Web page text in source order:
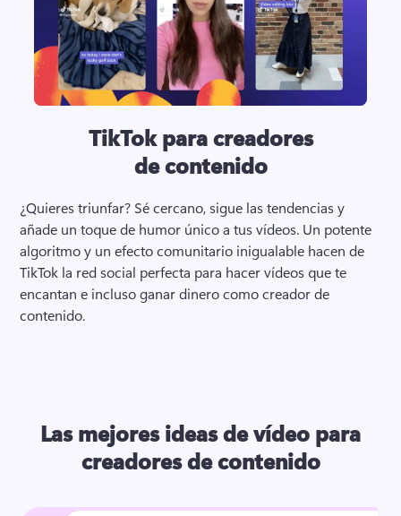
TikTok para creadores
de contenido
¿Quieres triunfar? Sé cercano, sigue las tendencias y
añade un toque de humor único a tus vídeos. Un potente
algoritmo y un efecto comunitario inigualable hacen de
TikTok la red social perfecta para hacer vídeos que te
encantan e incluso ganar dinero como creador de
contenido.
Las mejores ideas de vídeo para
creadores de contenido